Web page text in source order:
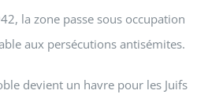
la zone passe sous occupation
aux persécutions antisémites.
devient un havre pour les Juifs